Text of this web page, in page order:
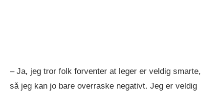
– Ja, jeg tror folk forventer at leger er veldig smarte,
så jeg kan jo bare overraske negativt. Jeg er veldig